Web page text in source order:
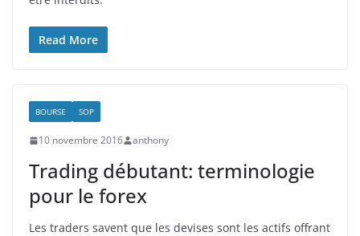
Read More
BOURSE SOP
10 novembre 2016 anthony
Trading débutant: terminologie
pour le forex
Les traders savent que les devises sont les actifs offrant